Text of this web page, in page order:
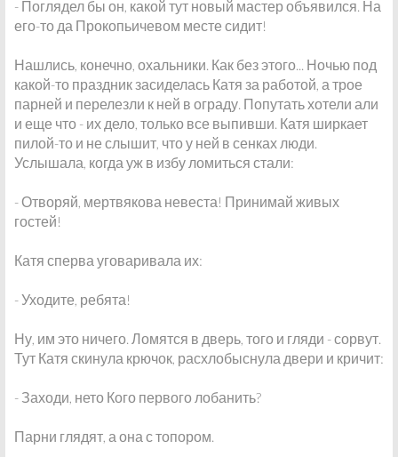
- Поглядел бы он, какой тут новый мастер объявился. На
его-то да Прокопьичевом месте сидит!
Нашлись, конечно, охальники. Как без этого... Ночью под
какой-то праздник засиделась Катя за работой, а трое
парней и перелезли к ней в ограду. Попутать хотели али
и еще что - их дело, только все выпивши. Катя ширкает
пилой-то и не слышит, что у ней в сенках люди.
Услышала, когда уж в избу ломиться стали:
- Отворяй, мертвякова невеста! Принимай живых
гостей!
Катя сперва уговаривала их:
- Уходите, ребята!
Ну, им это ничего. Ломятся в дверь, того и гляди - сорвут.
Тут Катя скинула крючок, расхлобыснула двери и кричит:
- Заходи, нето Кого первого лобанить?
Парни глядят, а она с топором.